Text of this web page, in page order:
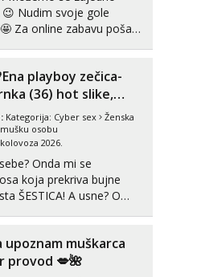
min
me kada se oslobodi
min
- Kod: #108
min
Nudim svoje gole
Za online zabavu pošalji
na videopozivu. 😉 S vama sam vec 5 ...
playboy zečica-
(36) hot slike,
Kategorija: Cyber sex
Ženska
osobu
2026.
Onda mi se
koja prekriva bujne
ŠESTICA! A usne? O
za ONLOINE zabavu...
upoznam muškarca
provod 💋🌺